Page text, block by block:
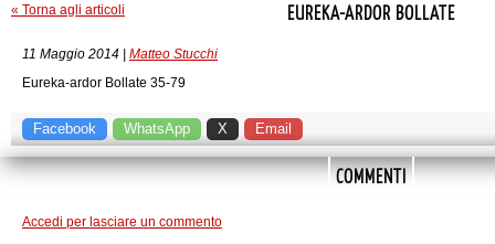
« Torna agli articoli EUREKA-ARDOR BOLLATE
11 Maggio 2014 | Matteo Stucchi
Eureka-ardor Bollate 35-79
Facebook WhatsApp X Email
COMMENTI
Accedi per lasciare un commento